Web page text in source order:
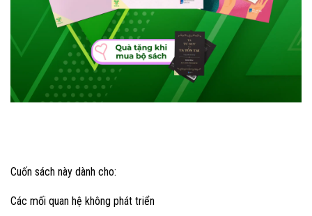
Cuốn sách này dành cho:
Các mối quan hệ không phát triển